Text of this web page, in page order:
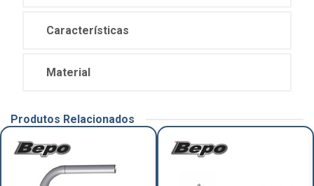
Características
Material
Produtos Relacionados